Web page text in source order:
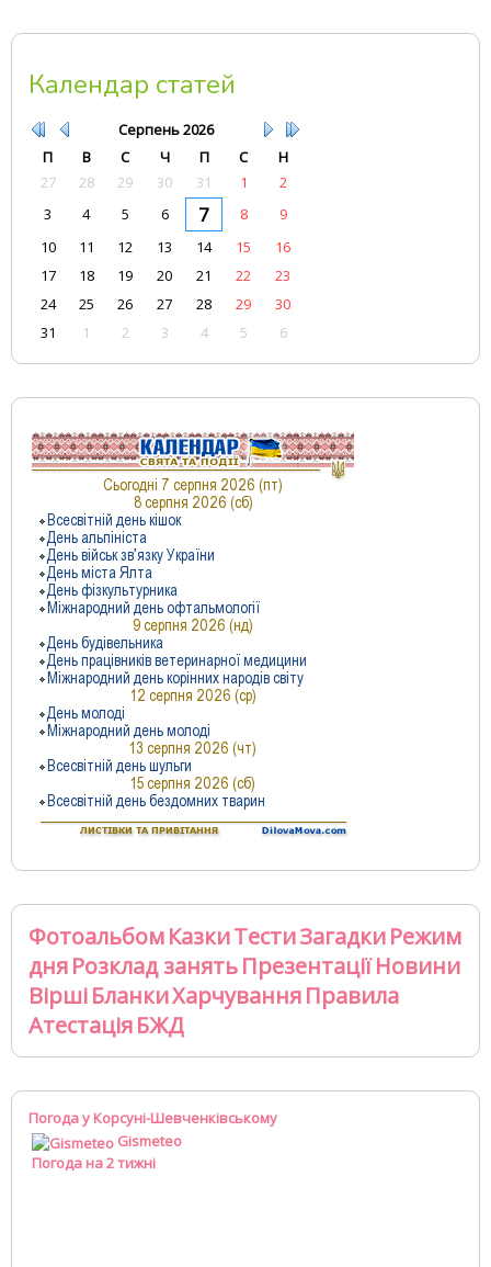
Календар статей
Серпень2026
П
В С Ч П С
Н
27
28 29 30 31 1
2
3
4 5 6 7 8
9
10
11 12 13 14 15
16
17
18 19 20 21 22
23
24
25 26 27 28 29
30
31
1 2 3 4 5 6
ФотоальбомКазкиТестиЗагадкиРежим
дняРозклад занятьПрезентаціїНовини
ВіршіБланкиХарчуванняПравила
АтестаціяБЖД
Погода у Корсуні-Шевченківському
Gismeteo
Погода на 2 тижні